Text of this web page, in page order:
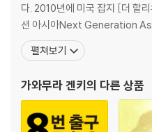
다. 2010년에 미국 잡지 [더 할
션 아시아Next Generation
영화 제작자에게 수여하는 ‘후지
년 초 국내에서도 개봉되어 애니
펼쳐보기
가와무라 겐키 의 다른 상품